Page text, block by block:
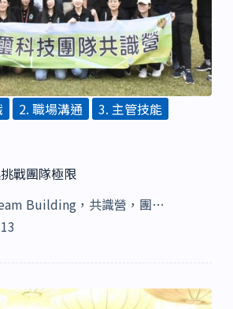
2. 職場溝通
3. 主管技能
戰團隊極限
Building，共識營，團…